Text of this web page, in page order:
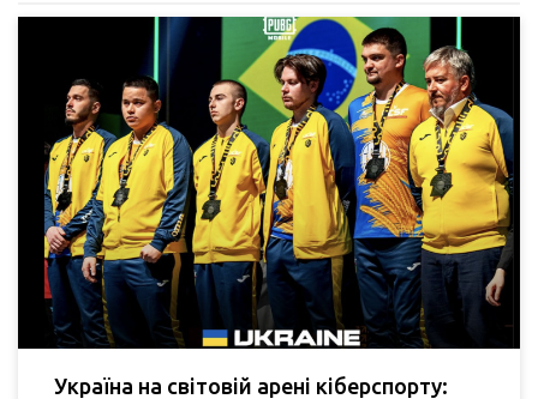
Україна на світовій арені кіберспорту: